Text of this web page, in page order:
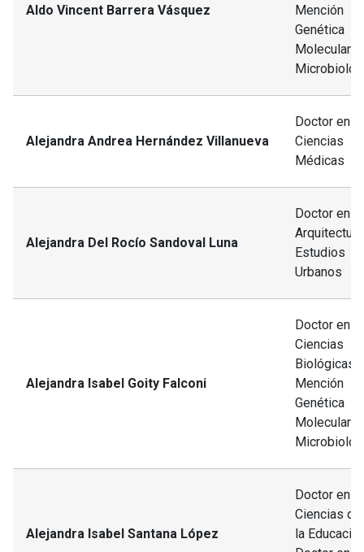
Aldo Vincent Barrera Vásquez
Mención
Genética
Molecular y
Alejandra Andrea Hernández Villanueva
Doctor en
Ciencias
Médicas
Alejandra Del Rocío Sandoval Luna
Doctor en
Estudios
Urbanos
Alejandra Isabel Goity Falconi
Doctor en
Ciencias
Biológicas,
Mención
Genética
Molecular y
Alejandra Isabel Santana López
Doctor en
Ciencias de
la